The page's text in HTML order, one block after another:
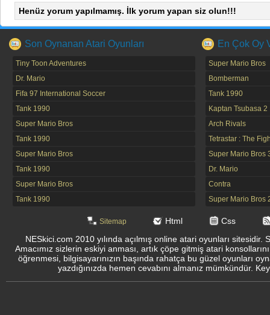
Henüz yorum yapılmamış. İlk yorum yapan siz olun!!!
Son Oynanan Atari Oyunları
Tiny Toon Adventures
Dr. Mario
Fifa 97 International Soccer
Tank 1990
Super Mario Bros
Tank 1990
Super Mario Bros
Tank 1990
Super Mario Bros
Tank 1990
En Çok Oy
Super Mario Bros
Bomberman
Tank 1990
Kaptan Tsubasa 2
Arch Rivals
Tetrastar : The
Super Mario Bros
Dr. Mario
Contra
Super Mario Bros
Sitemap Html
Css
NESkici.com 2010 yılında açılmış online atari oyunları
Amacımız sizlerin eskiyi anması, artık çöpe gitmiş atari
öğrenmesi, bilgisayarınızın başında rahatça bu güzel oyunları
yazdığınızda hemen cevabını almanız mümkündür.